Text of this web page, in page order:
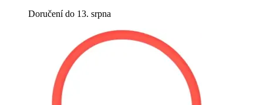
Doručení do 13. srpna